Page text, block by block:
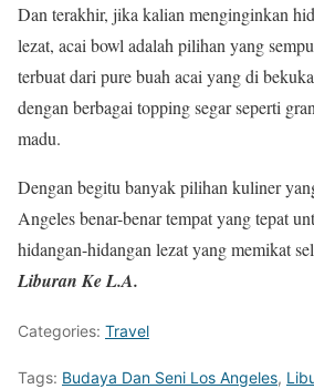
Dan terakhir, jika kalian menginginkan
lezat, acai bowl adalah pilihan yang
terbuat dari pure buah acai yang di
dengan berbagai topping segar seperti
madu.
Dengan begitu banyak pilihan kuliner
Angeles benar-benar tempat yang tepat
hidangan-hidangan lezat yang memikat
Liburan Ke L.A.
Categories: Travel
Tags: Budaya Dan Seni Los Angeles,